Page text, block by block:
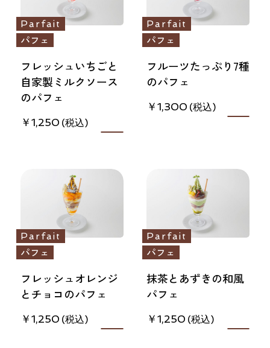
Parfait
パフェ
フレッシュいちごと
自家製ミルクソース
のパフェ
1,250
Parfait
パフェ
フルーツたっぷり7種
のパフェ
1,300
Parfait
パフェ
フレッシュオレンジ
とチョコのパフェ
1,250
Parfait
パフェ
抹茶とあずきの和風
パフェ
1,250